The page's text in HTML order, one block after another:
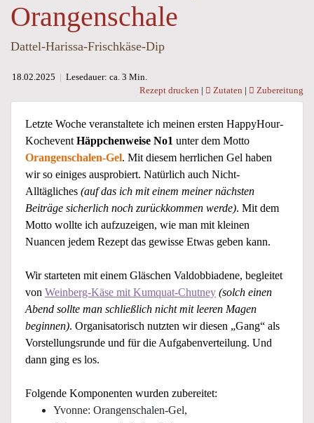
Orangenschale
Dattel-Harissa-Frischkäse-Dip
18.02.2025
Lesedauer: ca. 3 Min.
Rezept drucken
Zutaten Zubereitung
Letzte Woche veranstaltete ich meinen ersten HappyHour-
Kochevent Häppchenweise No1 unter dem Motto
Orangenschalen-Gel. Mit diesem herrlichen Gel haben
wir so einiges ausprobiert. Natürlich auch Nicht-
Alltägliches (auf das ich mit einem meiner nächsten
Beiträge sicherlich noch zurückkommen werde). Mit dem
Motto wollte ich aufzuzeigen, wie man mit kleinen
Nuancen jedem Rezept das gewisse Etwas geben kann.
Wir starteten mit einem Gläschen Valdobbiadene, begleitet
von Weinberg-Käse mit Kumquat-Chutney (solch einen
Abend sollte man schließlich nicht mit leeren Magen
beginnen). Organisatorisch nutzten wir diesen „Gang“ als
Vorstellungsrunde und für die Aufgabenverteilung. Und
dann ging es los.
Folgende Komponenten wurden zubereitet:
Yvonne: Orangenschalen-Gel,